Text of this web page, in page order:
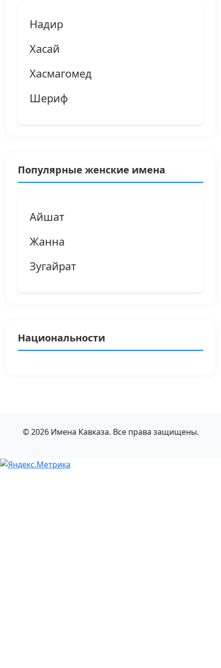
Надир
Хасай
Хасмагомед
Шериф
Популярные женские имена
Айшат
Жанна
Зугайрат
Национальности
© 2026 Имена Кавказа. Все права защищены.